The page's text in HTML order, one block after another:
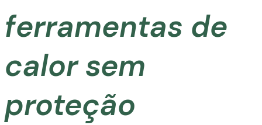
ferramentas de
calor sem
proteção